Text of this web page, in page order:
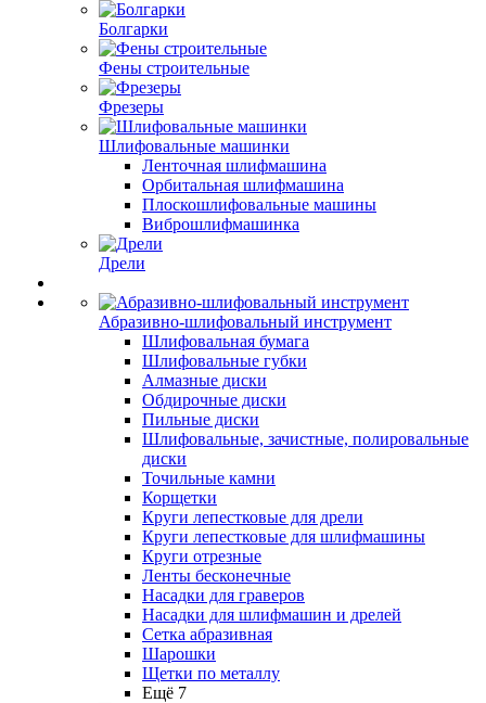
Болгарки
Фены строительные
Фрезеры
Шлифовальные машинки
Ленточная шлифмашина
Орбитальная шлифмашина
Плоскошлифовальные машины
Виброшлифмашинка
Дрели
Абразивно-шлифовальный инструмент
Шлифовальная бумага
Шлифовальные губки
Алмазные диски
Обдирочные диски
Пильные диски
Шлифовальные, зачистные, полировальные
диски
Точильные камни
Корщетки
Круги лепестковые для дрели
Круги лепестковые для шлифмашины
Круги отрезные
Ленты бесконечные
Насадки для граверов
Насадки для шлифмашин и дрелей
Сетка абразивная
Шарошки
Щетки по металлу
Ещё 7